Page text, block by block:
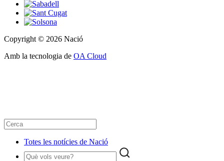
Copyright © 2026 Nació
Amb la tecnologia de OA Cloud
Totes les notícies de Nació